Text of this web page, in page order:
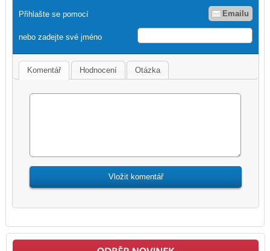
Přihlašte se pomocí Emailu
nebo zadejte své jméno
Komentář Hodnocení Otázka